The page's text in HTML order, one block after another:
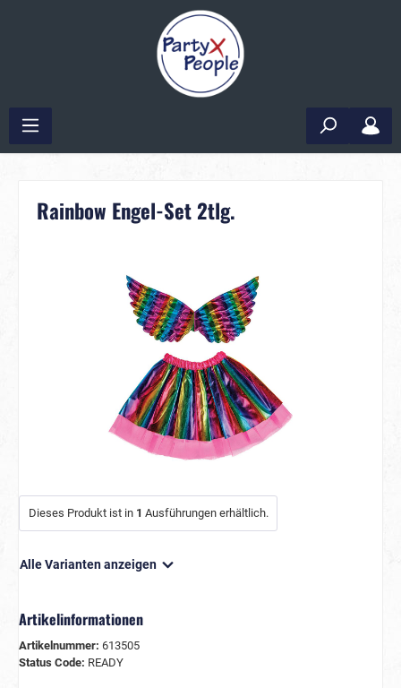
Rainbow Engel-Set 2tlg.
Dieses Produkt ist in 1 Ausführungen erhältlich.
Alle Varianten anzeigen
Artikelinformationen
Artikelnummer: 613505
Status Code: READY